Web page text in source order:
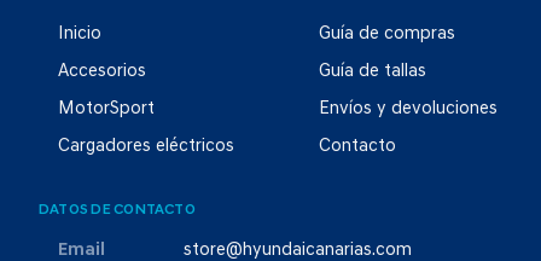
Inicio
Accesorios
MotorSport
Cargadores eléctricos
Guía de compras
Guía de tallas
Envíos y devoluciones
Contacto
DATOS DE CONTACTO
Email store@hyundaicanarias.com